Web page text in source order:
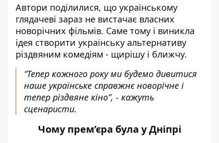
Автори поділилися, що українському
глядачеві зараз не вистачає власних
новорічних фільмів. Саме тому і виникла
ідея створити українську альтернативу
різдвяним комедіям - щирішу і ближчу.
“Тепер кожного року ми будемо дивитися
наше українське справжнє новорічне і
тепер різдвяне кіно”, - кажуть
сценаристи.
Чому прем’єра була у Дніпрі